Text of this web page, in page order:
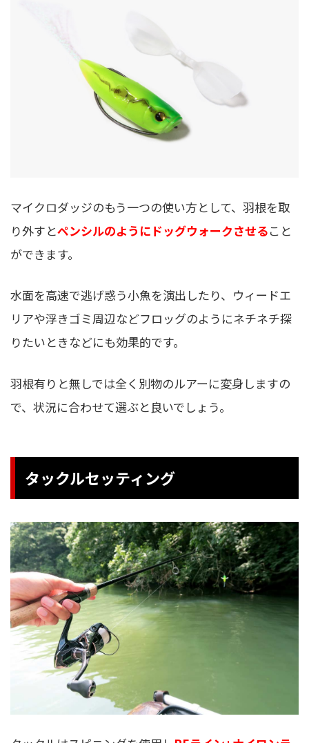
マイクロダッジのもう一つの使い方として、羽根を取
り外すとペンシルのようにドッグウォークさせること
ができます。
水面を高速で逃げ惑う小魚を演出したり、ウィードエ
リアや浮きゴミ周辺などフロッグのようにネチネチ探
りたいときなどにも効果的です。
羽根有りと無しでは全く別物のルアーに変身しますの
で、状況に合わせて選ぶと良いでしょう。
タックルセッティング